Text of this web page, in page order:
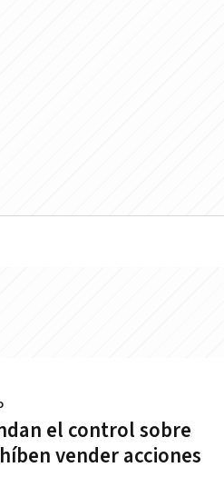
el control sobre
vender acciones